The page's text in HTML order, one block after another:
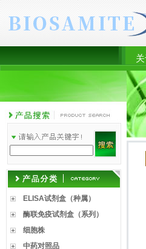
ELISA试剂盒（种属）
酶联免疫试剂盒（系列）
细胞株
中药对照品